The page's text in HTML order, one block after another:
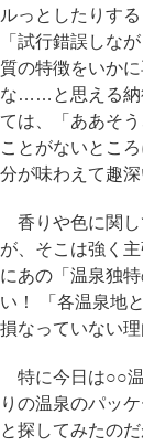
ルっとしたりす
「試行錯誤しな
質の特徴をいか
な……と思える納
ては、「ああそ
ことがないとこ
分が味わえて趣深
香りや色に関し
が、そこは強く
にあの「温泉独
い！ 「各温泉地
損なっていない理
特に今日は○○温
りの温泉のパッ
と探してみたの